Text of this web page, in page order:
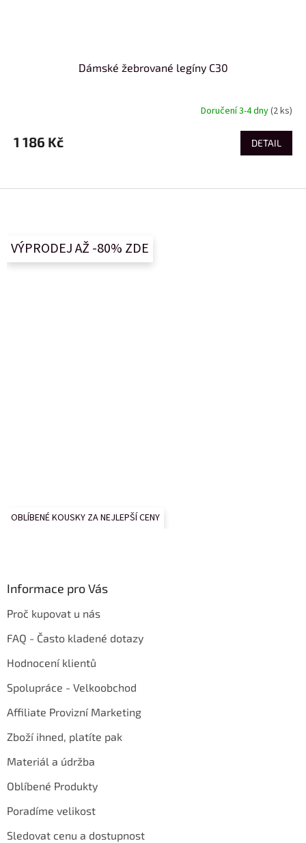
Dámské žebrované legíny C30
Doručení 3-4 dny(2 ks)
1 186 Kč DETAIL
VÝPRODEJ AŽ -80% ZDE
OBLÍBENÉ KOUSKY ZA NEJLEPŠÍ CENY
Informace pro Vás
Proč kupovat u nás
FAQ - Často kladené dotazy
Hodnocení klientů
Spolupráce - Velkoobchod
Affiliate Provizní Marketing
Zboží ihned, platíte pak
Materiál a údržba
Oblíbené Produkty
Poradíme velikost
Sledovat cenu a dostupnost